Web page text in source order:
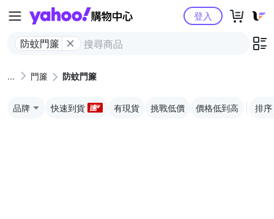
Yahoo購物中心
防蚊門簾
登入
門簾 防蚊門簾
品牌 快速到貨 有現貨 挑戰低價 價格低到高 排序